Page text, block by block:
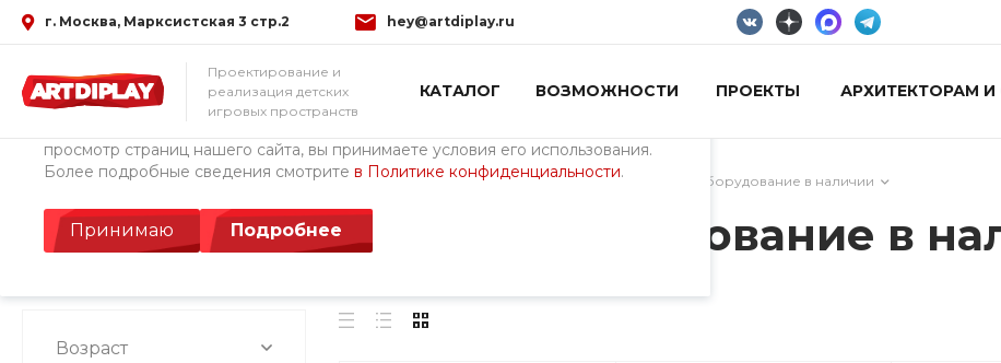
Использование файлов Cookie
Мы используем файлы cookie, разработанные нашими специалистами и
просмотр страниц нашего сайта, вы принимаете условия его использования.
Более подробные сведения смотрите в Политике конфиденциальности.
Принимаю Подробнее
г. Москва, Марксистская 3 стр.2 hey@artdiplay.ru
Проектирование и
реализация детских
игровых пространств
КАТАЛОГ ВОЗМОЖНОСТИ ПРОЕКТЫ АРХИТЕКТОРАМ
Главная / Каталог товаров / ОБОРУДОВАНИЕ И МАФ В НАЛИЧИИ / Уличное спортивное оборудование в наличии
Уличное спортивное оборудование в
Возраст